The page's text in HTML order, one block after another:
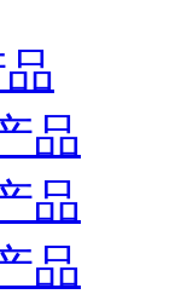
品
品
品